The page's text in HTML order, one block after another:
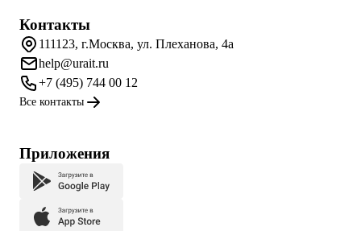
Контакты
111123, г.Москва, ул. Плеханова, 4а
help@urait.ru
+7 (495) 744 00 12
Все контакты
Приложения